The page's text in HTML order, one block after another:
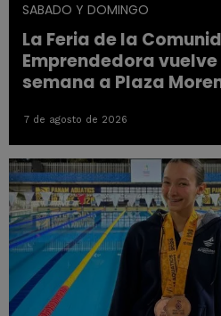
SABADO Y DOMINGO
La Feria de la
Emprendedora
semana a Plaza
7 de agosto de 2026